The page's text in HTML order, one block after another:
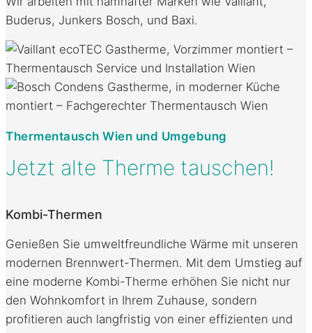
Buderus, Junkers Bosch, und Baxi.
Thermentausch Wien und Umgebung
Jetzt alte Therme tauschen!
Kombi-Thermen
Genießen Sie umweltfreundliche Wärme mit unseren
modernen Brennwert-Thermen. Mit dem Umstieg auf
eine moderne Kombi-Therme erhöhen Sie nicht nur
den Wohnkomfort in Ihrem Zuhause, sondern
profitieren auch langfristig von einer effizienten und